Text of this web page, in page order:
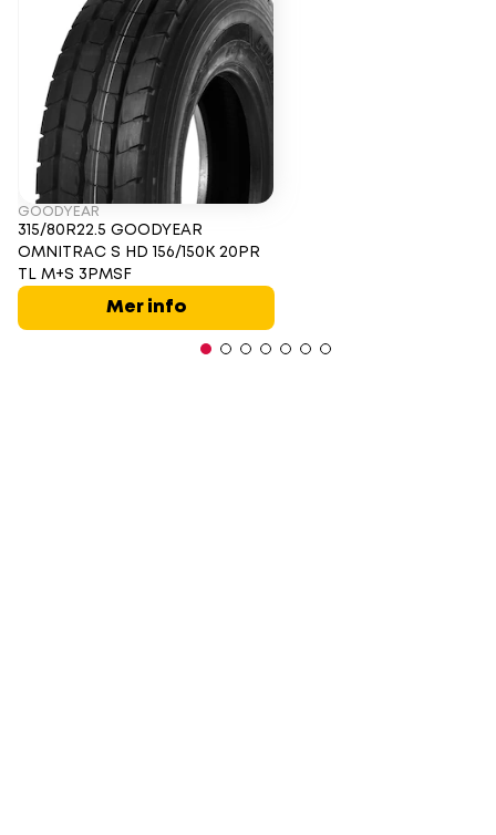
GOODYEAR
315/80R22.5 GOODYEAR
OMNITRAC S HD 156/150K 20PR
TL M+S 3PMSF
Mer info